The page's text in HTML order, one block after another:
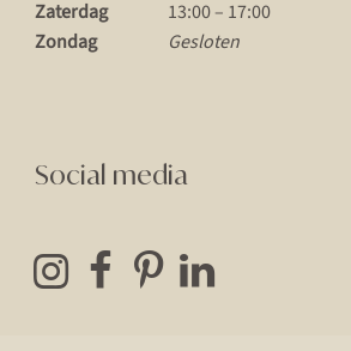
Zaterdag
13:00 – 17:00
Zondag
Gesloten
Social media